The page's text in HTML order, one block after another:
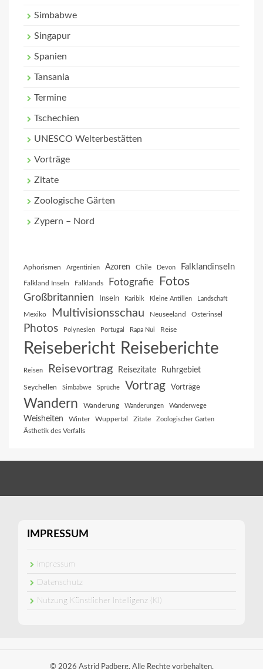
Simbabwe
Singapur
Spanien
Tansania
Termine
Tschechien
UNESCO Welterbestätten
Vorträge
Zitate
Zoologische Gärten
Zypern – Nord
Aphorismen Argentinien Azoren Chile Devon Falklandinseln
Falkland Inseln Falklands Fotografie Fotos
Großbritannien Inseln Karibik Kleine Antillen Landschaft
Mexiko Multivisionsschau Neuseeland Osterinsel
Photos Polynesien Portugal Rapa Nui Reise
Reisebericht Reiseberichte
Reisen Reisevortrag Reisezitate Ruhrgebiet
Seychellen Simbabwe Sprüche Vortrag Vorträge
Wandern Wanderung Wanderungen Wanderwege
Weisheiten Winter Wuppertal Zitate Zoologischer Garten
Ästhetik des Verfalls
IMPRESSUM
Impressum
Datenschutz
Nutzung Künstlicher Intelligenz (KI)
© 2026 Astrid Padberg. Alle Rechte vorbehalten.